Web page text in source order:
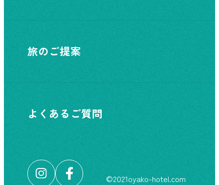
旅のご提案
よくあるご質問
©︎2021oyako-hotel.com